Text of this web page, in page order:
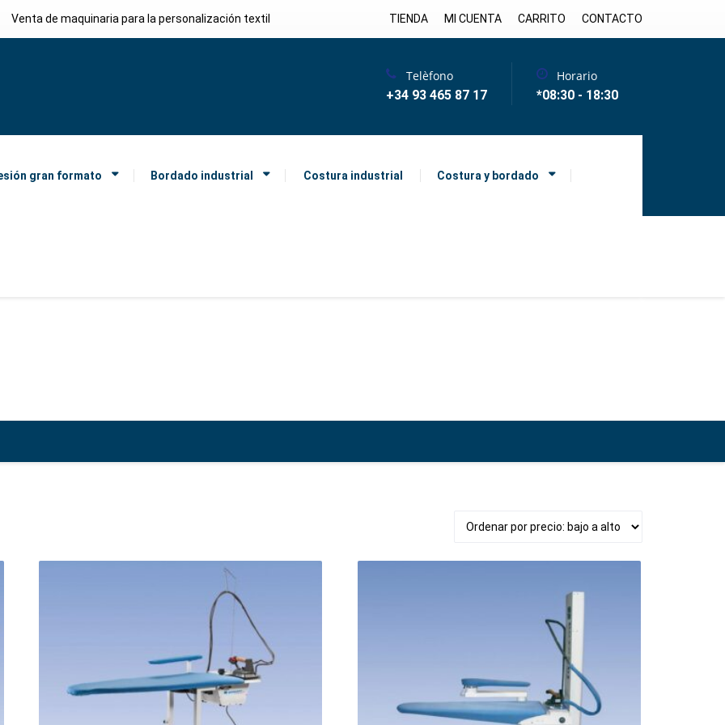
Venta de maquinaria para la personalización textil TIENDA MI CUENTA CARRITO CONTACTO
gran formato Bordado industrial Costura industrial Costura y bordado
Telèfono
+34 93 465 87 17
Horario
*08:30 - 18:30